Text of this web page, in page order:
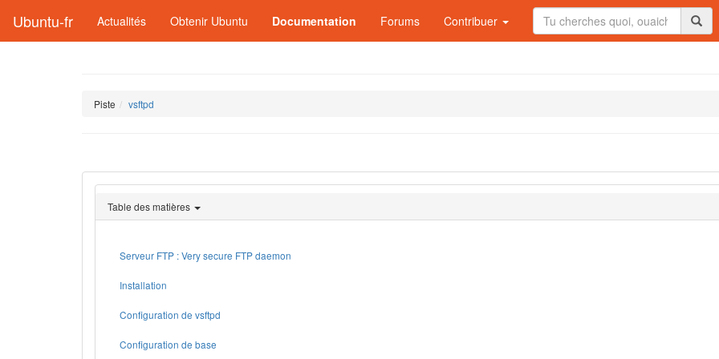
Ubuntu-fr Actualités Obtenir Ubuntu Documentation Forums Contribuer
Piste vsftpd
Table des matières
Serveur FTP : Very secure FTP daemon
Installation
Configuration de vsftpd
Configuration de base